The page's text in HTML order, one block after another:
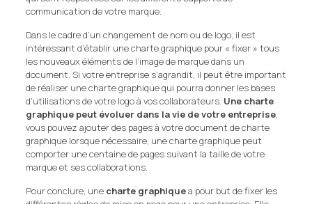
communication de votre marque.
Dans le cadre d’un changement de nom ou de logo, il est
intéressant d’établir une charte graphique pour « fixer » tous
les nouveaux éléments de l’image de marque dans un
document. Si votre entreprise s’agrandit, il peut être important
de réaliser une charte graphique qui pourra donner les bases
d’utilisations de votre logo à vos collaborateurs. Une charte
graphique peut évoluer dans la vie de votre entreprise,
vous pouvez ajouter des pages à votre document de charte
graphique lorsque nécessaire, une charte graphique peut
comporter une centaine de pages suivant la taille de votre
marque et ses collaborations.
Pour conclure, une charte graphiquea pour but de fixer les